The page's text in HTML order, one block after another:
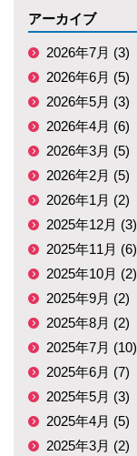
アーカイブ
2026年7月 (3)
2026年6月 (5)
2026年5月 (3)
2026年4月 (6)
2026年3月 (5)
2026年2月 (5)
2026年1月 (2)
2025年12月 (3)
2025年11月 (6)
2025年10月 (2)
2025年9月 (2)
2025年8月 (2)
2025年7月 (10)
2025年6月 (7)
2025年5月 (3)
2025年4月 (5)
2025年3月 (2)